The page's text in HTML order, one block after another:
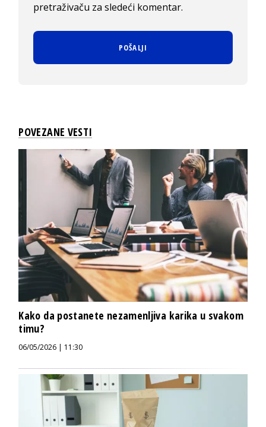
pretraživaču za sledeći komentar.
POVEZANE VESTI
Kako da postanete nezamenljiva karika u svakom
timu?
06/05/2026 | 11:30